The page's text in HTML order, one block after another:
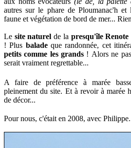
autressur le phare de Ploumanac'h et
faune et végétation de bord de mer...
Le site naturel de la presqu'île Renote
!Plus baladeque randonnée, cet
petits comme les grands ! Alors ne
serait vraiment regrettable...
A faire de préférence à marée
pleinement du site. Et à revoir à marée
de décor...
Pour nous, c'était en 2008, avec Philippe.